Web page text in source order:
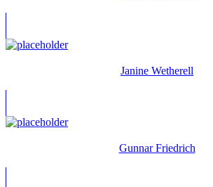
Janine Wetherell
Gunnar Friedrich